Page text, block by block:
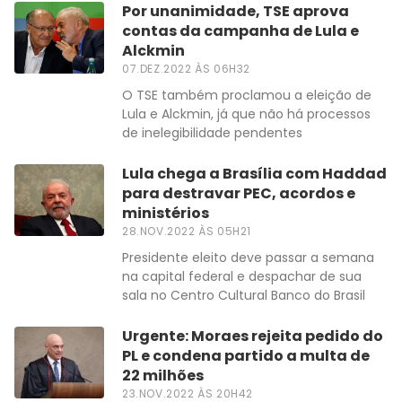
Por unanimidade, TSE aprova
contas da campanha de Lula e
Alckmin
07.DEZ.2022 ÀS 06H32
O TSE também proclamou a eleição de
Lula e Alckmin, já que não há processos
de inelegibilidade pendentes
Lula chega a Brasília com Haddad
para destravar PEC, acordos e
ministérios
28.NOV.2022 ÀS 05H21
Presidente eleito deve passar a semana
na capital federal e despachar de sua
sala no Centro Cultural Banco do Brasil
Urgente: Moraes rejeita pedido do
PL e condena partido a multa de
22 milhões
23.NOV.2022 ÀS 20H42